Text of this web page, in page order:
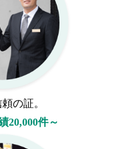
の証。
20,000件～